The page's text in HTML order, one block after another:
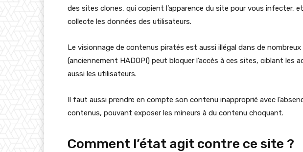
des sites clones, qui copient l’apparence du site pour vous infecter,
collecte les données des utilisateurs.
Le visionnage de contenus piratés est aussi illégal dans de nombreux
(anciennement HADOPI) peut bloquer l’accès à ces sites, ciblant les
aussi les utilisateurs.
Il faut aussi prendre en compte son contenu inapproprié avec
contenus, pouvant exposer les mineurs à du contenu choquant.
Comment l’état agit contre ce site ?